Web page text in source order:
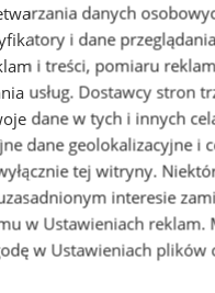
danych
i dane
i treści, pomiaru
usług. Dostawcy stron
dane w tych i innych
dane geolokalizacyjne i
tej witryny.
interesie
w Ustawieniach reklam.
w Ustawieniach plików